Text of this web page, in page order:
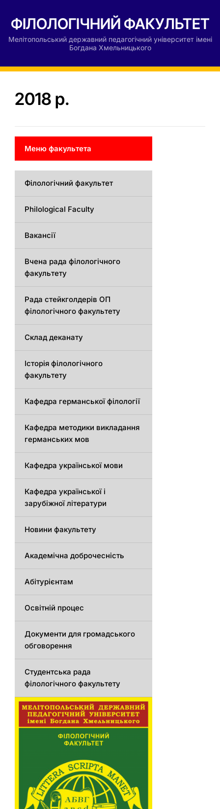
ФІЛОЛОГІЧНИЙ ФАКУЛЬТЕТ
Мелітопольський державний педагогічний університет імені
Богдана Хмельницького
2018 р.
Меню факультета
Філологічний факультет
Philological Faculty
Вакансії
Вчена рада філологічного
факультету
Рада стейкголдерів ОП
філологічного факультету
Склад деканату
Історія філологічного
факультету
Кафедрa германської філології
Кафедрa методики викладання
германських мов
Кафедра української мови
Кафедра української і
зарубіжної літератури
Новини факультету
Академічна доброчесність
Абітурієнтам
Освітній процес
Документи для громадського
обговорення
Студентська рада
філологічного факультету